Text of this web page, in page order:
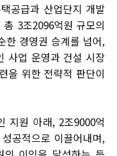
공급과 산업단지 개발
3조2096억원 규모의
한 경영권 승계를 넘어,
사업 운영과 건설 시장
을 위한 전략적 판단이
지원 아래, 2조9000억
공적으로 이끌어내며,